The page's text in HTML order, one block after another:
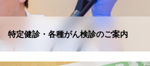
特定健診・各種がん検診のご案内